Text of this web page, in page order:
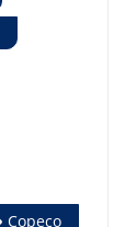
Copeco